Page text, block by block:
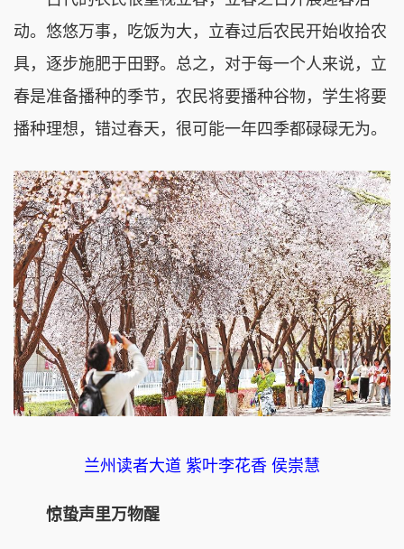
动。悠悠万事，吃饭为大，立春过后农民开始收拾农
具，逐步施肥于田野。总之，对于每一个人来说，立
春是准备播种的季节，农民将要播种谷物，学生将要
播种理想，错过春天，很可能一年四季都碌碌无为。
兰州读者大道 紫叶李花香 侯崇慧
惊蛰声里万物醒